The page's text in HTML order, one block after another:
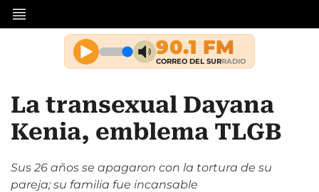
La transexual Dayana
Kenia, emblema TLGB
Sus 26 años se apagaron con la tortura de su
pareja; su familia fue incansable